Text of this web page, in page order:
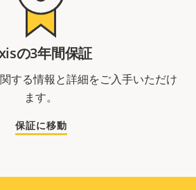
の3年間保証
する情報と詳細をご入手いただけ
ます。
保証に移動